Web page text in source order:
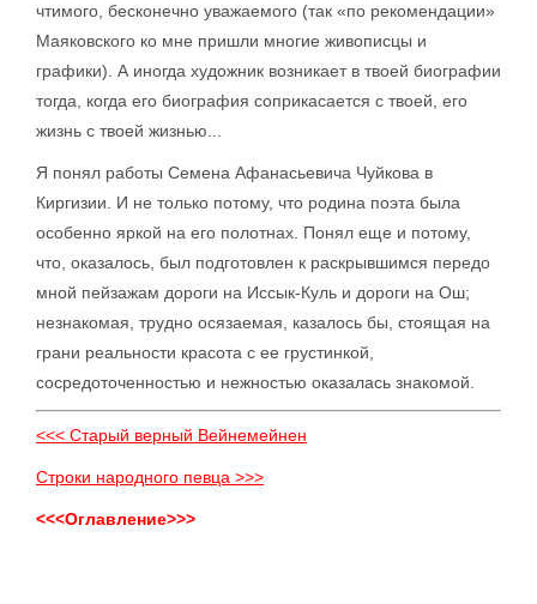
чтимого, бесконечно уважаемого (так «по рекомендации»
Маяковского ко мне пришли многие живописцы и
графики). А иногда художник возникает в твоей биографии
тогда, когда его биография соприкасается с твоей, его
жизнь с твоей жизнью...
Я понял работы Семена Афанасьевича Чуйкова в
Киргизии. И не только потому, что родина поэта была
особенно яркой на его полотнах. Понял еще и потому,
что, оказалось, был подготовлен к раскрывшимся передо
мной пейзажам дороги на Иссык-Куль и дороги на Ош;
незнакомая, трудно осязаемая, казалось бы, стоящая на
грани реальности красота с ее грустинкой,
сосредоточенностью и нежностью оказалась знакомой.
<<< Старый верный Вейнемейнен
Строки народного певца >>>
<<<Оглавление>>>